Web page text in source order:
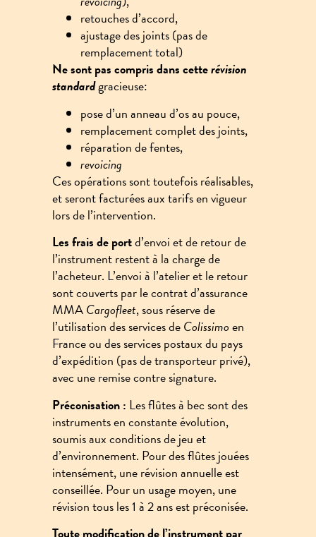
retouches d’accord,
ajustage des joints (pas de
remplacement total)
Ne sont pas compris dans cetterévision
standardgracieuse:
pose d’un anneau d’os au pouce,
remplacement complet des joints,
réparation de fentes,
revoicing
Ces opérations sont toutefois réalisables,
et seront facturées aux tarifs en vigueur
lors de l’intervention.
Les frais de portd’envoi et de retour de
l’instrument restent à la charge de
l’acheteur. L’envoi à l’atelier et le retour
sont couverts par le contrat d’assurance
MMACargofleet, sous réserve de
l’utilisation des services deColissimoen
France ou des services postaux du pays
d’expédition (pas de transporteur privé),
avec une remise contre signature.
Préconisation : Les flûtes à bec sont des
instruments en constante évolution,
soumis aux conditions de jeu et
d’environnement. Pour des flûtes jouées
intensément, une révision annuelle est
conseillée. Pour un usage moyen, une
révision tous les 1 à 2 ans est préconisée.
Toute modification de l’instrument par